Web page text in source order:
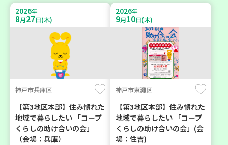
2026年
8月27日(木)
神戸市兵庫区
【第3地区本部】住み慣れた
地域で暮らしたい 「コープ
くらしの助け合いの会」
（会場：兵庫）
2026年
9月10日(木)
神戸市東灘区
【第3地区本部】住み慣れた
地域で暮らしたい 「コープ
くらしの助け合いの会」(会
場：住吉)